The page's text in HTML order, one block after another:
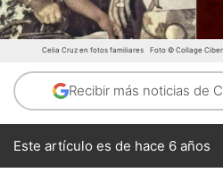
Celia Cruz en fotos familiares Foto © Collage
Recibir más noticias de
Este artículo es de hace 6 años